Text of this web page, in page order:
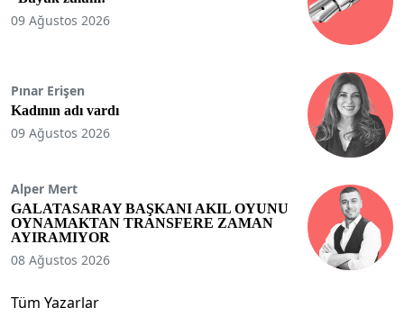
09 Ağustos 2026
Pınar Erişen
Kadının adı vardı
09 Ağustos 2026
Alper Mert
GALATASARAY BAŞKANI AKIL OYUNU
OYNAMAKTAN TRANSFERE ZAMAN
AYIRAMIYOR
08 Ağustos 2026
Tüm Yazarlar